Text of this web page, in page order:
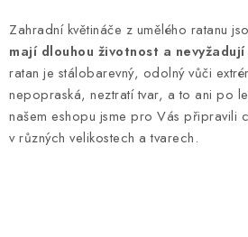
Zahradní květináče z umělého ratanu
mají dlouhou životnost a
ratan je stálobarevný, odolný vůči
nepopraská, neztratí tvar, a to ani po
našem eshopu jsme pro Vás připravili
v různých velikostech a tvarech.